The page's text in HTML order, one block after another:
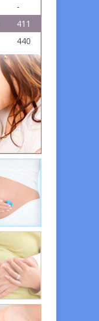
-
411
440